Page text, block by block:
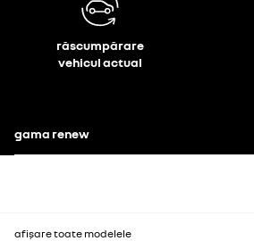
răscumpărare
vehicul actual
gama renew
afișare toate modelele